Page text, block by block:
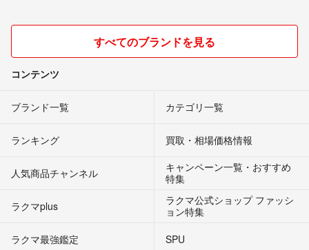
すべてのブランドを見る
コンテンツ
ブランド一覧 カテゴリ一覧
ランキング 買取・相場価格情報
人気商品チャンネル
キャンペーン一覧・おすすめ
特集
ラクマplus
ラクマ公式ショップ ファッシ
ョン特集
ラクマ最強鑑定
SPU